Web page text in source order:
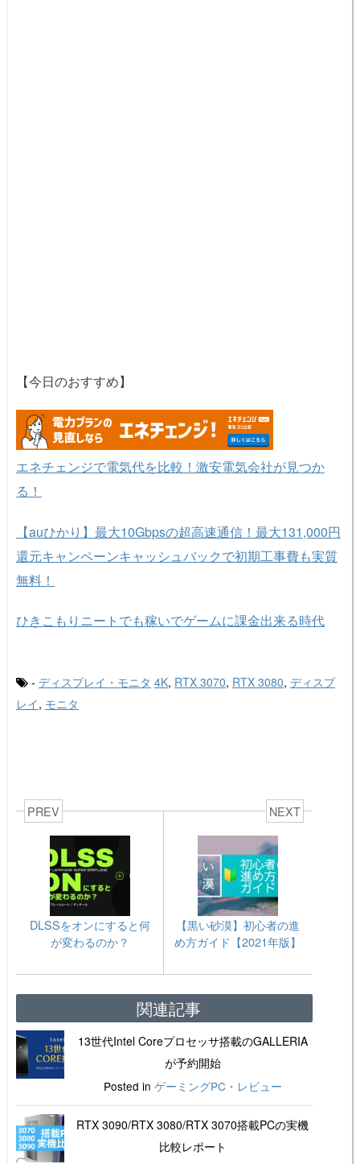
【今日のおすすめ】
エネチェンジで電気代を比較！激安電気会社が見つか
る！
【auひかり】最大10Gbpsの超高速通信！最大131,000円
還元キャンペーンキャッシュバックで初期工事費も実質
無料！
ひきこもりニートでも稼いでゲームに課金出来る時代
- ディスプレイ・モニタ 4K, RTX 3070, RTX 3080, ディスプ
レイ, モニタ
PREV
DLSSをオンにすると何
が変わるのか？
NEXT
【黒い砂漠】初心者の進
め方ガイド【2021年版】
関連記事
13世代Intel Coreプロセッサ搭載のGALLERIA
が予約開始
Posted in ゲーミングPC・レビュー
RTX 3090/RTX 3080/RTX 3070搭載PCの実機
比較レポート